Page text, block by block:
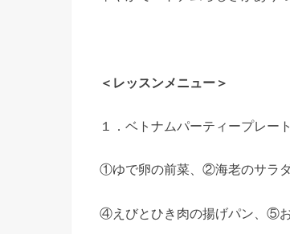
＜レッスンメニュー＞
１．ベトナムパーティープレー
①ゆで卵の前菜、②海老のサラ
④えびとひき肉の揚げパン、⑤